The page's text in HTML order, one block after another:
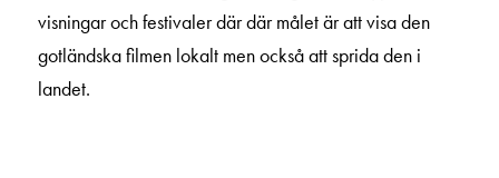
visningar och festivaler där där målet är att visa den
gotländska filmen lokalt men också att sprida den i
landet.